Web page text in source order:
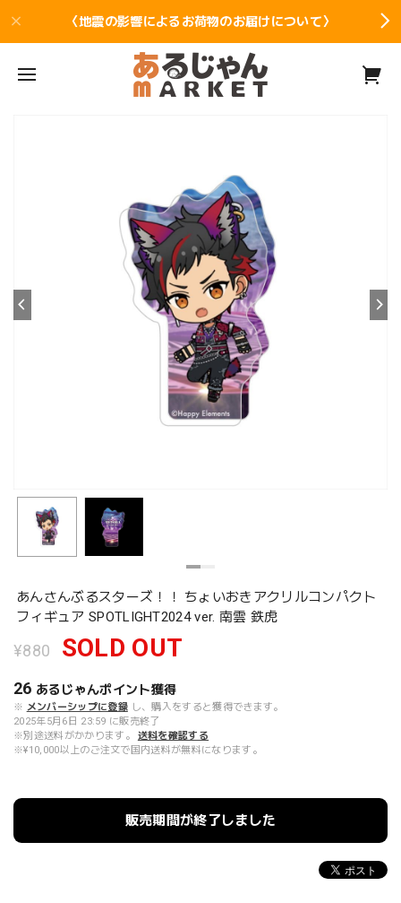
〈地震の影響によるお荷物のお届けについて〉
あんさんぶるスターズ！！ ちょいおきアクリルコンパクト
フィギュア SPOTLIGHT2024 ver. 南雲 鉄虎
¥880 SOLD OUT
26 あるじゃんポイント獲得
※ メンバーシップに登録 し、購入をすると獲得できます。
2025年5月6日 23:59 に販売終了
※別途送料がかかります。
送料を確認する
※¥10,000以上のご注文で国内送料が無料になります。
販売期間が終了しました